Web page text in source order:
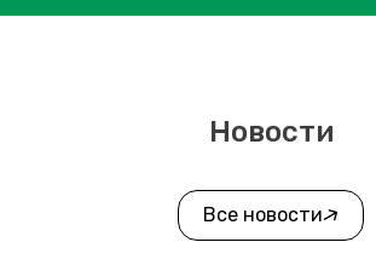
Новости
Все новости